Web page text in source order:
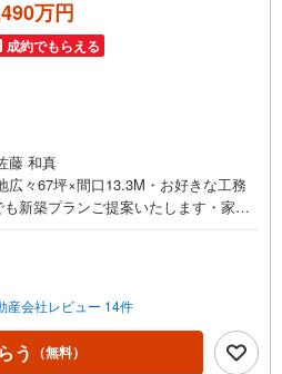
万円
成約でもらえる
藤 和真
広々67坪×間口13.3M・お好きな工務
新築プランご提案いたします・家族
イオンスタイル新茨木:徒歩12分・フ
ノミヤ茨木店:13分・セブンイレブ
4分・スギ薬局中津店:徒歩8分【教
津小学校:徒歩11分・茨木市立平田中
こども園東さくら保育園:徒歩8分【そ
見郵便局:徒歩11分・桑田公園:徒歩8分
産会社レビュー 14件
う （無料）